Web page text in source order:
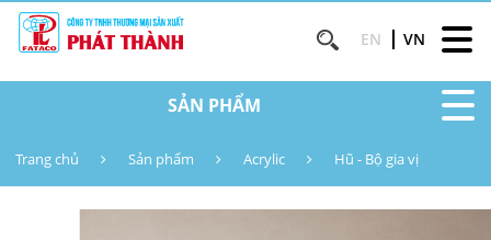
EN VN
SẢN PHẨM
Trang chủ Sản phẩm Acrylic Hũ - Bộ gia vị